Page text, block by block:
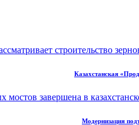
Казахстанская
Модернизация